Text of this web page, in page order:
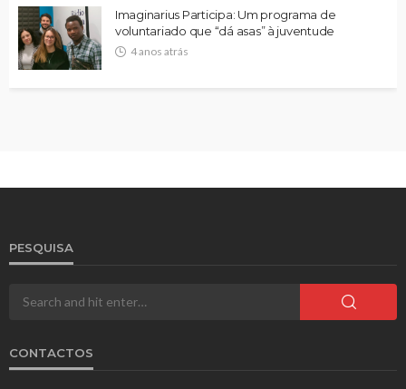
Imaginarius Participa: Um programa de
voluntariado que “dá asas” à juventude
4 anos atrás
PESQUISA
CONTACTOS